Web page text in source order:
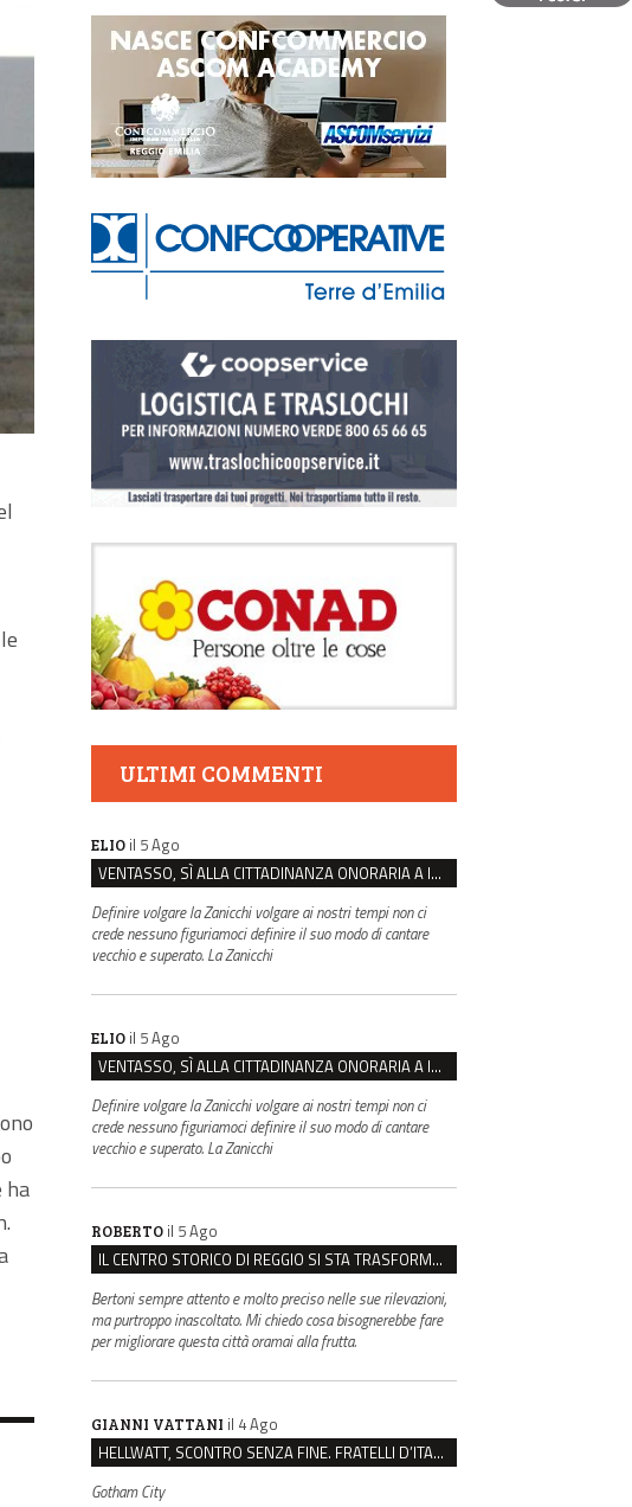
ha
ULTIMI COMMENTI
ELIO il 5 Ago
VENTASSO, SÌ ALLA CITTADINANZA ONORARIA A IVA ZANICCHI. MA BARGIACCHI: “È DI PESSIMO GUSTO”
Definire volgare la Zanicchi volgare ai nostri tempi non ci
crede nessuno figuriamoci definire il suo modo di cantare
vecchio e superato. La Zanicchi
ELIO il 5 Ago
VENTASSO, SÌ ALLA CITTADINANZA ONORARIA A IVA ZANICCHI. MA BARGIACCHI: “È DI PESSIMO GUSTO”
Definire volgare la Zanicchi volgare ai nostri tempi non ci
crede nessuno figuriamoci definire il suo modo di cantare
vecchio e superato. La Zanicchi
ROBERTO il 5 Ago
IL CENTRO STORICO DI REGGIO SI STA TRASFORMANDO, E NON IN MEGLIO
Bertoni sempre attento e molto preciso nelle sue rilevazioni,
ma purtroppo inascoltato. Mi chiedo cosa bisognerebbe fare
per migliorare questa città oramai alla frutta.
GIANNI VATTANI il 4 Ago
HELLWATT, SCONTRO SENZA FINE. FRATELLI D’ITALIA: “MILANI PORTA DOCUMENTI, DE FRANCO INSULTI”
Gotham City